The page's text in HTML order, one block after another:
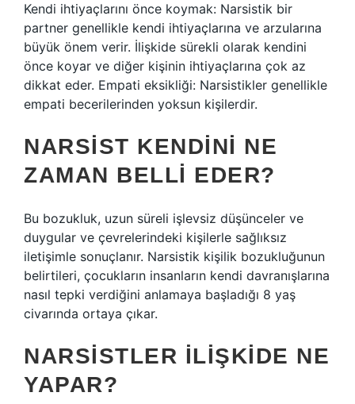
Kendi ihtiyaçlarını önce koymak: Narsistik bir
partner genellikle kendi ihtiyaçlarına ve arzularına
büyük önem verir. İlişkide sürekli olarak kendini
önce koyar ve diğer kişinin ihtiyaçlarına çok az
dikkat eder. Empati eksikliği: Narsistikler genellikle
empati becerilerinden yoksun kişilerdir.
NARSIST KENDINI NE
ZAMAN BELLI EDER?
Bu bozukluk, uzun süreli işlevsiz düşünceler ve
duygular ve çevrelerindeki kişilerle sağlıksız
iletişimle sonuçlanır. Narsistik kişilik bozukluğunun
belirtileri, çocukların insanların kendi davranışlarına
nasıl tepki verdiğini anlamaya başladığı 8 yaş
civarında ortaya çıkar.
NARSISTLER ILIŞKIDE NE
YAPAR?